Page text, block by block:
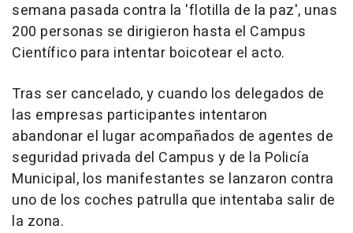
semana pasada contra la 'flotilla de la paz', unas
200 personas se dirigieron hasta el Campus
Científico para intentar boicotear el acto.
Tras ser cancelado, y cuando los delegados de
las empresas participantes intentaron
abandonar el lugar acompañados de agentes de
seguridad privada del Campus y de la Policía
Municipal, los manifestantes se lanzaron contra
uno de los coches patrulla que intentaba salir de
la zona.